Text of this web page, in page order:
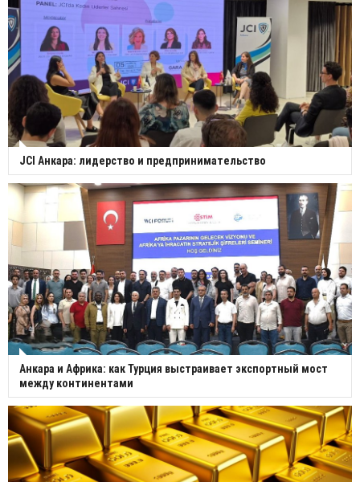
JCI Анкара: лидерство и предпринимательство
Анкара и Африка: как Турция выстраивает экспортный мост
между континентами